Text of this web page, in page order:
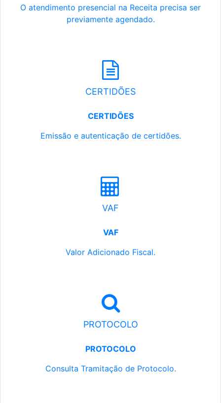
O atendimento presencial na Receita precisa ser
previamente agendado.
CERTIDÕES
CERTIDÕES
Emissão e autenticação de certidões.
VAF
VAF
Valor Adicionado Fiscal.
PROTOCOLO
PROTOCOLO
Consulta Tramitação de Protocolo.